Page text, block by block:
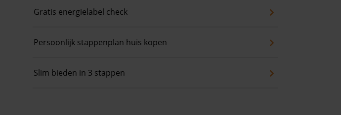
Gratis energielabel check
Persoonlijk stappenplan huis kopen
Slim bieden in 3 stappen